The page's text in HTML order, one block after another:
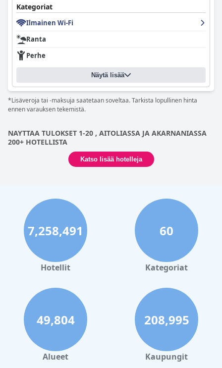
Kategoriat
Ilmainen Wi-Fi
Ranta
Perhe
Näytä lisää
*Lisäveroja tai -maksuja saatetaan soveltaa. Tarkista lopullinen hinta
ennen varauksen tekemistä.
NAYTTAA TULOKSET 1-20 , AITOLIASSA JA AKARNANIASSA
200+ HOTELLISTA
Katso lisää hotelleja
7,258,491
Hotellit
60
Kategoriat
49,804
Alueet
208,995
Kaupungit